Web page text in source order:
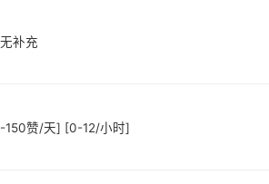
补充
150赞/天] [0-12/小时]